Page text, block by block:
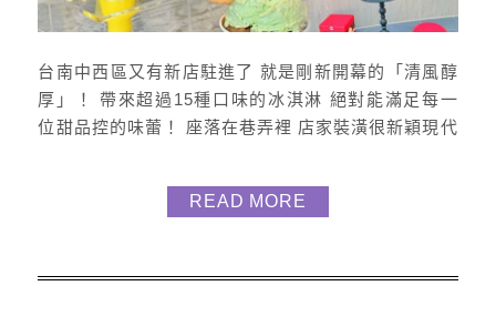
台南中西區又有新店駐進了 就是剛新開幕的「清風醇
厚」！ 帶來超過15種口味的冰淇淋 絕對能滿足每一
位甜品控的味蕾！ 座落在巷弄裡 店家裝潢很新穎現代
有四個可愛的位子可以坐 清風 : 多達12種濃厚茶口
味， 有文山包種、鐵觀音、玄米茶等 ! 醇厚 : 多達10
READ MORE